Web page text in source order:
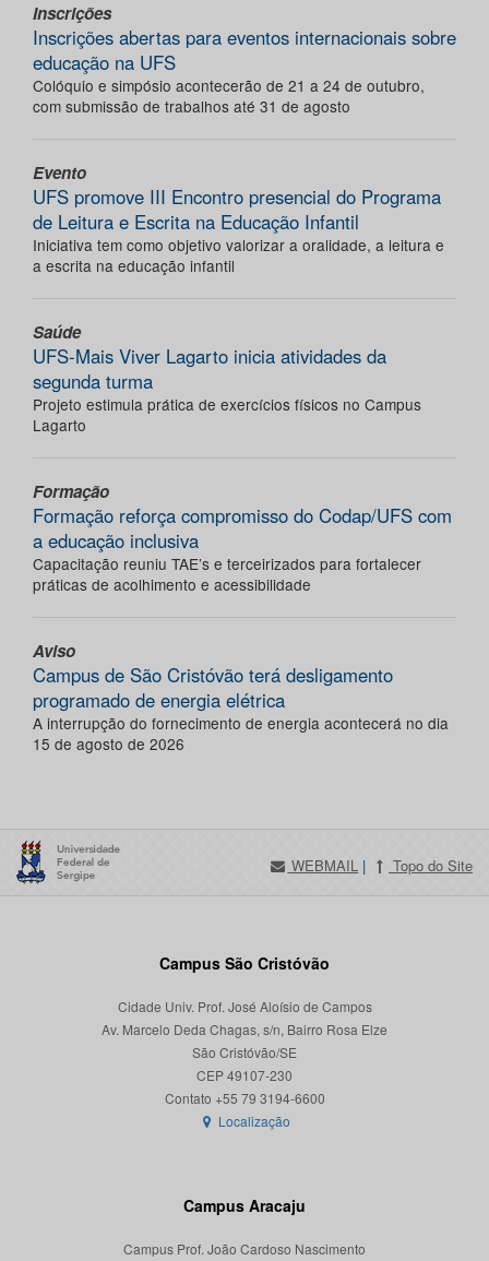
Inscrições
Inscrições abertas para eventos internacionais sobre
educação na UFS
Colóquio e simpósio acontecerão de 21 a 24 de outubro,
com submissão de trabalhos até 31 de agosto
Evento
UFS promove III Encontro presencial do Programa
de Leitura e Escrita na Educação Infantil
Iniciativa tem como objetivo valorizar a oralidade, a leitura e
a escrita na educação infantil
Saúde
UFS-Mais Viver Lagarto inicia atividades da
segunda turma
Projeto estimula prática de exercícios físicos no Campus
Lagarto
Formação
Formação reforça compromisso do Codap/UFS com
a educação inclusiva
Capacitação reuniu TAE’s e terceirizados para fortalecer
práticas de acolhimento e acessibilidade
Aviso
Campus de São Cristóvão terá desligamento
programado de energia elétrica
A interrupção do fornecimento de energia acontecerá no dia
15 de agosto de 2026
WEBMAIL | Topo do Site
Campus São Cristóvão
Cidade Univ. Prof. José Aloísio de Campos
Av. Marcelo Deda Chagas, s/n, Bairro Rosa Elze
São Cristóvão/SE
CEP 49107-230
Localização
Campus Aracaju
Campus Prof. João Cardoso Nascimento